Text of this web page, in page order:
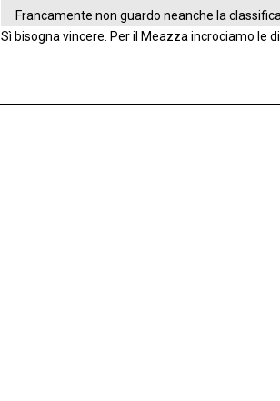
Francamente non guardo neanche la
Sì bisogna vincere. Per il Meazza incrociamo le